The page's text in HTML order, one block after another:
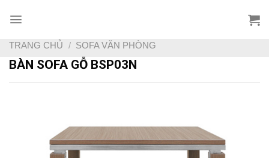
TRANG CHỦ / SOFA VĂN PHÒNG
BÀN SOFA GỖ BSP03N